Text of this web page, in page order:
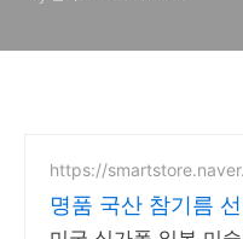
https://
명품 국산 참기름
품 국산 참기름 선